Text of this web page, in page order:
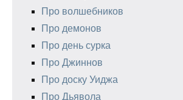
Про волшебников
Про демонов
Про день сурка
Про Джиннов
Про доску Уиджа
Про Дьявола